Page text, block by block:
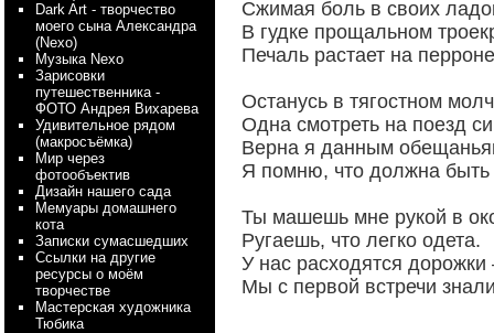
Dark Art - творчество
моего сына Александра
(Nexo)
Myзыка Nexo
Зарисовки
путешественника -
ФОТО Андрея Вихарева
Удивительное рядом
(макросъёмка)
Мир через
фотообъектив
Дизайн нашего сада
Мемуары домашнего
кота
Записки сумасшедших
Ссылки на другие
ресурсы о моём
творчестве
Мастерская художника
Тюбика
Сжимая боль в своих
В гудке прощальном
Печаль растает на
Останусь в тягостном
Одна смотреть на поезд
Верна я данным
Я помню, что должна быть
Ты машешь мне рукой в
Ругаешь, что легко одета.
У нас расходятся дорожки
Мы с первой встречи